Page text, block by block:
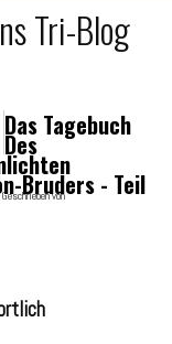
Tri-Blog
Das Tagebuch
Des
Bruders - Teil
Geschrieben von